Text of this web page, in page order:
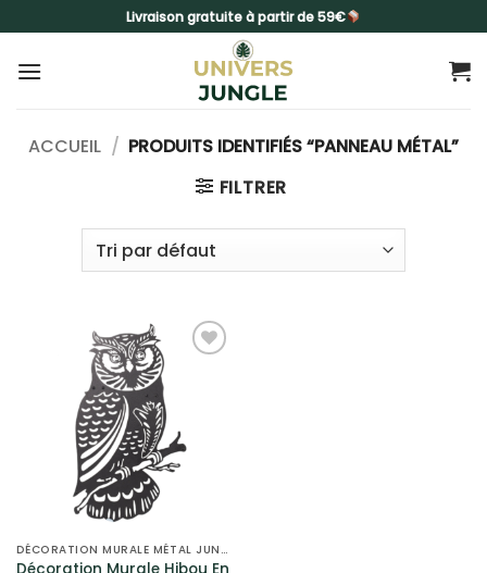
au
contenu
Livraison gratuite à partir de 59€
ACCUEIL / PRODUITS IDENTIFIÉS “PANNEAU MÉTAL”
FILTRER
DÉCORATION MURALE MÉTAL JUNGLE